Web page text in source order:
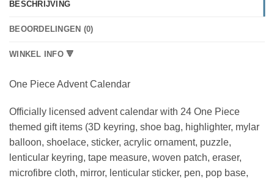
BESCHRIJVING
BEOORDELINGEN (0)
WINKEL INFO 🔻
One Piece Advent Calendar
Officially licensed advent calendar with 24 One Piece
themed gift items (3D keyring, shoe bag, highlighter, mylar
balloon, shoelace, sticker, acrylic ornament, puzzle,
lenticular keyring, tape measure, woven patch, eraser,
microfibre cloth, mirror, lenticular sticker, pen, pop base,